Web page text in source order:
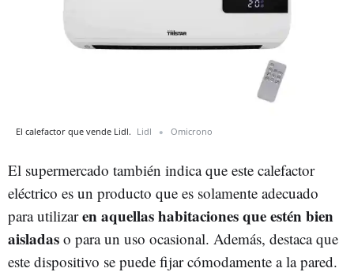
El calefactor que vende Lidl. Lidl Omicrono
El supermercado también indica que este calefactor
eléctrico es un producto que es solamente adecuado
para utilizaren aquellas habitaciones que estén bien
aisladas o para un uso ocasional. Además, destaca que
este dispositivo se puede fijar cómodamente a la pared.